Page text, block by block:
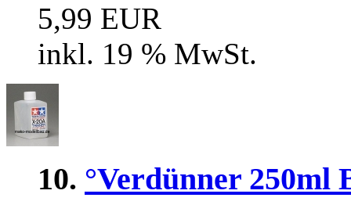
5,99 EUR
inkl. 19 % MwSt.
10. °Verdünner 250ml